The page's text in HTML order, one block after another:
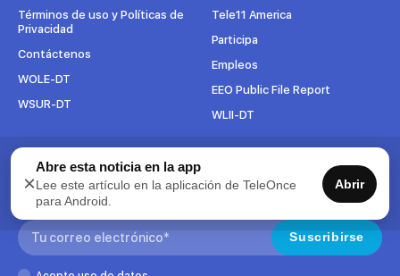
pestañapestañapestañapestaña
Términos de uso y Políticas de
Privacidad
Contáctenos
WOLE-DT
WSUR-DT
Tele11 America
Participa
Empleos
EEO Public File Report
WLII-DT
Suscríbete al boletín
Para mantenerse al tanto de todo lo que pasa en TeleOnce,
suscríbase ahora a nuestros boletines.
Search: Suscribirse
×
Abre esta noticia en la app
Lee este artículo en la aplicación de TeleOnce
para Android.
Abrir